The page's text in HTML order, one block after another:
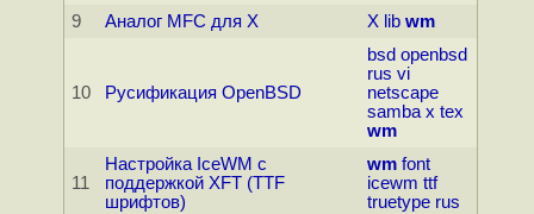
9 Аналог MFC для X X lib wm
10 Русификация OpenBSD
bsd openbsd
rus vi
netscape
samba x tex
wm
11
Настройка IceWM с
поддержкой XFT (TTF
шрифтов)
wm font
icewm ttf
truetype rus